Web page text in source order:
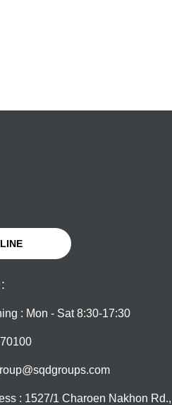
: Mon - Sat 8:30-17:30
: 1527/1 Charoen Nakhon Rd.,